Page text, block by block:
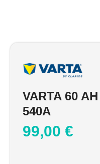
VARTA 60 AH
540A
99,00 €